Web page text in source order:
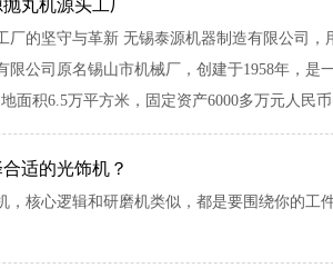
丸机源头工厂
厂的坚守与革新 无锡泰源机器制造有限公司
限公司原名锡山市机械厂，创建于1958年，
积6.5万平方米，固定资产6000多万元人民币
适的光饰机？
，核心逻辑和研磨机类似，都是要围绕你的工